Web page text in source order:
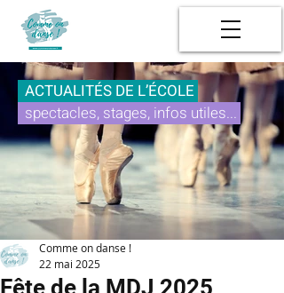
ACTUALITÉS DE L’ÉCOLE
spectacles, stages, infos utiles...
Fête de la MDJ 2025
Comme on danse !
22 mai 2025